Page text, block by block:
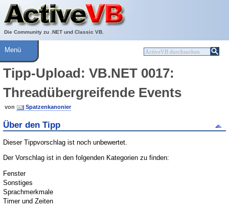
Die Community zu .NET und Classic VB.
Über ActiveVB
Hilfe
Menü
Tipp-Upload: VB.NET 0017:
Threadübergreifende Events
von Spatzenkanonier
Über den Tipp
Dieser Tippvorschlag ist noch unbewertet.
Der Vorschlag ist in den folgenden Kategorien zu finden:
Fenster
Sonstiges
Sprachmerkmale
Timer und Zeiten